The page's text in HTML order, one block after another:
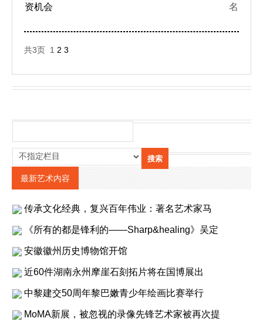
资机会
名
共3页 1 2 3
最新艺术内容
传承文化经典，复兴百年伟业：著名艺术家马
《所有的都是锋利的——Sharp&healing》吴定
安徽徽州历史博物馆开馆
近60件湖南永州摩崖石刻拓片将在国博展出
中黎建交50周年黎巴嫩青少年绘画比赛举行
MoMA新展，被忽视的录像先锋艺术家被再次提